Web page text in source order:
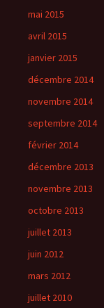
mai 2015
avril 2015
janvier 2015
décembre 2014
novembre 2014
septembre 2014
février 2014
décembre 2013
novembre 2013
octobre 2013
juillet 2013
juin 2012
mars 2012
juillet 2010